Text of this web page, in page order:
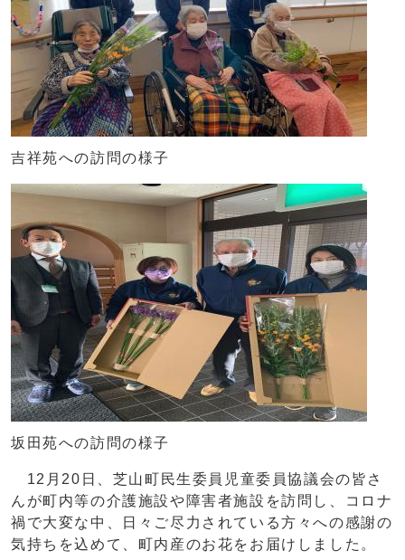
吉祥苑への訪問の様子
坂田苑への訪問の様子
12月20日、芝山町民生委員児童委員協議会の皆さ
んが町内等の介護施設や障害者施設を訪問し、コロナ
禍で大変な中、日々ご尽力されている方々への感謝の
気持ちを込めて、町内産のお花をお届けしました。